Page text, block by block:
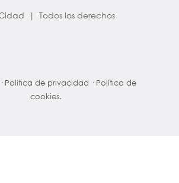
| Todos los derechos
· Política de privacidad · Política de
cookies.